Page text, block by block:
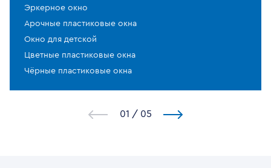
Эркерное окно
Арочные пластиковые окна
Окно для детской
Цветные пластиковые окна
Чёрные пластиковые окна
1 / 5